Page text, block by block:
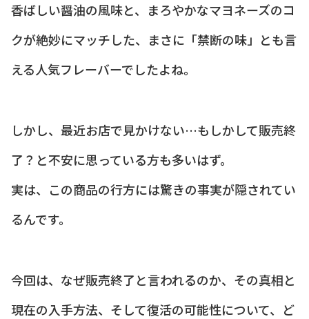
香ばしい醤油の風味と、まろやかなマヨネーズのコ
クが絶妙にマッチした、まさに「禁断の味」とも言
える人気フレーバーでしたよね。
しかし、最近お店で見かけない…もしかして販売終
了？と不安に思っている方も多いはず。
実は、この商品の行方には驚きの事実が隠されてい
るんです。
今回は、なぜ販売終了と言われるのか、その真相と
現在の入手方法、そして復活の可能性について、ど